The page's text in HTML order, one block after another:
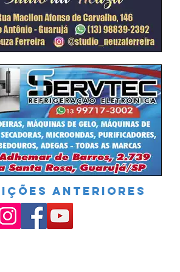
ANTERIORES